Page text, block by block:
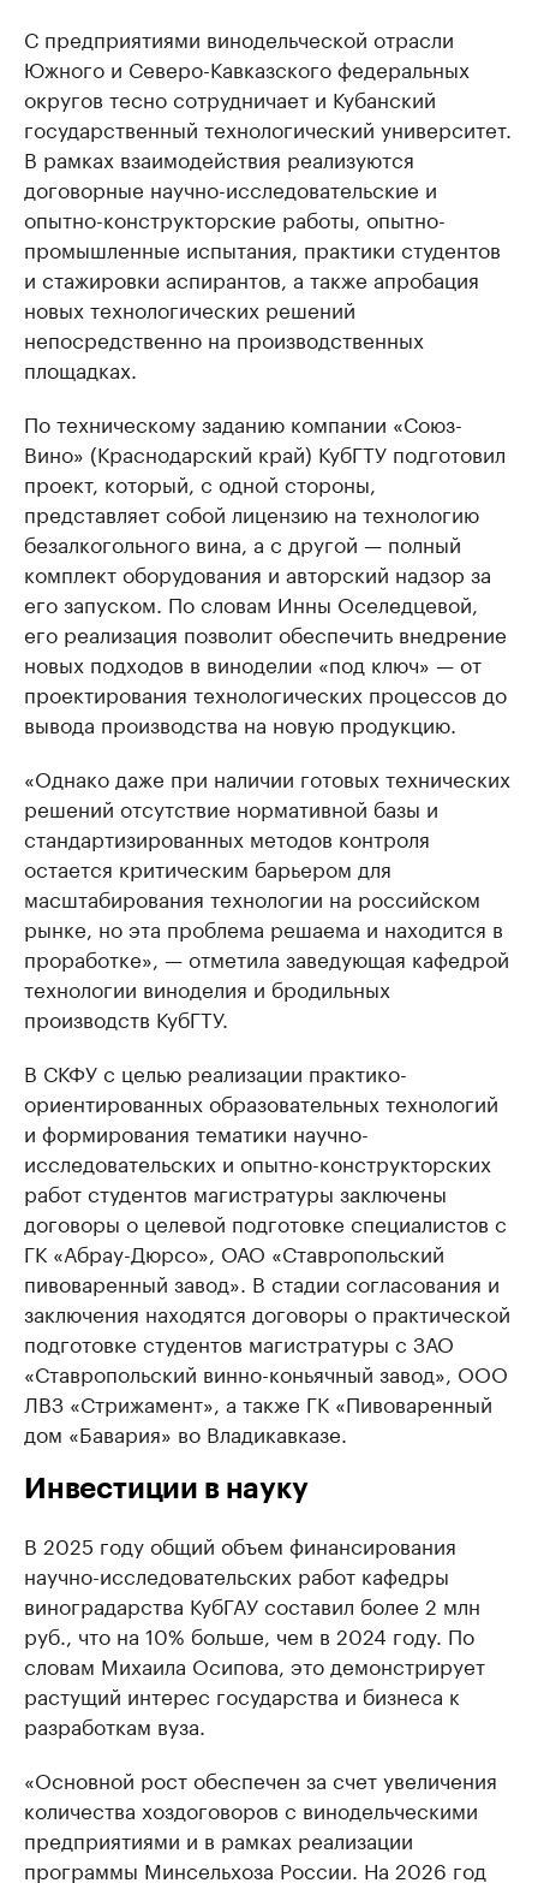
С предприятиями винодельческой отрасли
Южного и Северо-Кавказского федеральных
округов тесно сотрудничает и Кубанский
государственный технологический университет.
В рамках взаимодействия реализуются
договорные научно-исследовательские и
опытно-конструкторские работы, опытно-
промышленные испытания, практики студентов
и стажировки аспирантов, а также апробация
новых технологических решений
непосредственно на производственных
площадках.
По техническому заданию компании «Союз-
Вино» (Краснодарский край) КубГТУ подготовил
проект, который, с одной стороны,
представляет собой лицензию на технологию
безалкогольного вина, а с другой — полный
комплект оборудования и авторский надзор за
его запуском. По словам Инны Оселедцевой,
его реализация позволит обеспечить внедрение
новых подходов в виноделии «под ключ» — от
проектирования технологических процессов до
вывода производства на новую продукцию.
«Однако даже при наличии готовых технических
решений отсутствие нормативной базы и
стандартизированных методов контроля
остается критическим барьером для
масштабирования технологии на российском
рынке, но эта проблема решаема и находится в
проработке», — отметила заведующая кафедрой
технологии виноделия и бродильных
производств КубГТУ.
В СКФУ с целью реализации практико-
ориентированных образовательных технологий
и формирования тематики научно-
исследовательских и опытно-конструкторских
работ студентов магистратуры заключены
договоры о целевой подготовке специалистов с
ГК «Абрау-Дюрсо», ОАО «Ставропольский
пивоваренный завод». В стадии согласования и
заключения находятся договоры о практической
подготовке студентов магистратуры с ЗАО
«Ставропольский винно-коньячный завод», ООО
ЛВЗ «Стрижамент», а также ГК «Пивоваренный
дом «Бавария» во Владикавказе.
Инвестиции в науку
В 2025 году общий объем финансирования
научно-исследовательских работ кафедры
виноградарства КубГАУ составил более 2 млн
руб., что на 10% больше, чем в 2024 году. По
словам Михаила Осипова, это демонстрирует
растущий интерес государства и бизнеса к
разработкам вуза.
«Основной рост обеспечен за счет увеличения
количества хоздоговоров с винодельческими
предприятиями и в рамках реализации
программы Минсельхоза России. На 2026 год